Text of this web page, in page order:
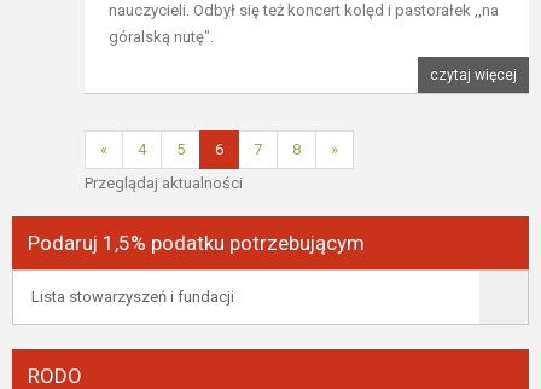
nauczycieli. Odbył się też koncert kolęd i pastorałek ,,na
góralską nutę".
czytaj więcej
« 4 5 6 7 8
»
Przeglądaj aktualności
Podaruj 1,5% podatku potrzebującym
Lista stowarzyszeń i fundacji
RODO